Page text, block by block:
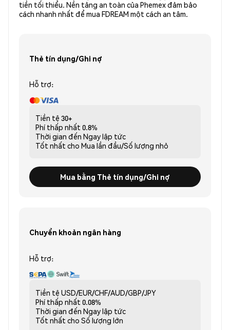
tiền tối thiểu. Nền tảng an toàn của Phemex đảm bảo
cách nhanh nhất để mua FDREAM một cách an tâm.
Thẻ tín dụng/Ghi nợ
Hỗ trợ:
Tiền tệ 30+
Phí thấp nhất 0.8%
Thời gian đến Ngay lập tức
Tốt nhất cho Mua lần đầu/Số lượng nhỏ
Mua bằng Thẻ tín dụng/Ghi nợ
Chuyển khoản ngân hàng
Hỗ trợ:
Tiền tệ USD/EUR/CHF/AUD/GBP/JPY
Phí thấp nhất 0.08%
Thời gian đến Ngay lập tức
Tốt nhất cho Số lượng lớn